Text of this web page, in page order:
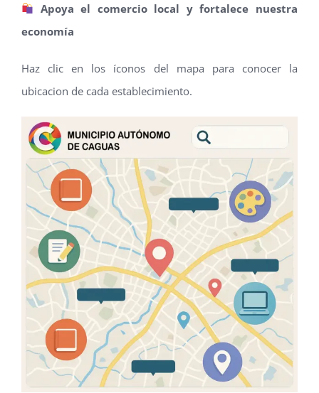
Apoya el comercio local y fortalece nuestra
economía
Haz clic en los íconos del mapa para conocer la
ubicacion de cada establecimiento.